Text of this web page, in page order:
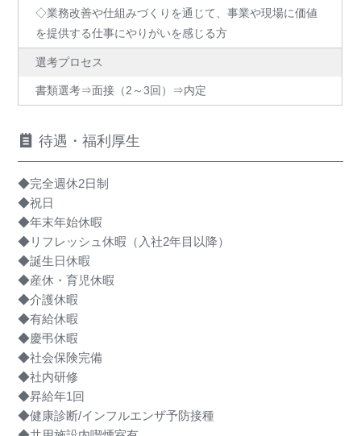
◇業務改善や仕組みづくりを通じて、事業や現場に価値
を提供する仕事にやりがいを感じる方
選考プロセス
書類選考⇒面接（2～3回）⇒内定
待遇・福利厚生
◆完全週休2日制
◆祝日
◆年末年始休暇
◆リフレッシュ休暇（入社2年目以降）
◆誕生日休暇
◆産休・育児休暇
◆介護休暇
◆有給休暇
◆慶弔休暇
◆社会保険完備
◆社内研修
◆昇給年1回
◆健康診断/インフルエンザ予防接種